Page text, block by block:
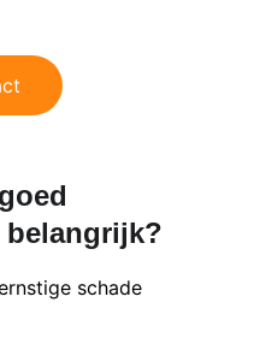
belangrijk?
schade